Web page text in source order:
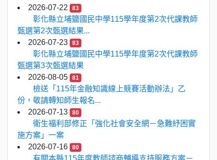
2026-07-22
83
彰化縣立埔鹽國民中學115學年度第2次代課教師
甄選第2次甄選結果...
2026-07-23
83
彰化縣立埔鹽國民中學115學年度第2次代課教師
甄選第3次甄選結果
2026-08-05
81
檢送「115年金融知識線上競賽活動辦法」乙
份，敬請轉知師生報名...
2026-07-13
80
衛生福利部修正「強化社會安全網－急難紓困實
施方案」一案
2026-07-16
80
有關本縣115年度教師諮商輔導支持服務方案－